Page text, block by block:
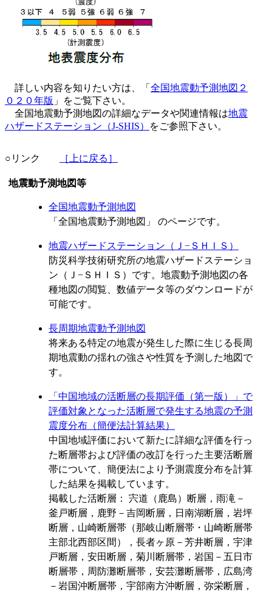
詳しい内容を知りたい方は、「 全国地震動予測地図２
０２０年版 」をご覧下さい。
全国地震動予測地図の詳細なデータや関連情報は地震
ハザードステーション（J-SHIS）
をご参照下さい。
○リンク ［上に戻る］
震動予測地図等
全国地震動予測地図
「全国地震動予測地図」 のページです。
地震ハザードステーション（Ｊ−ＳＨＩＳ）
防災科学技術研究所の地震ハザードステーショ
ン（Ｊ−ＳＨＩＳ）です。地震動予測地図の各
種地図の閲覧、数値データ等のダウンロードが
可能です。
長周期地震動予測地図
将来ある特定の地震が発生した際に生じる長周
期地震動の揺れの強さや性質を予測した地図で
す。
「中国地域の活断層の長期評価（第一版）」で
評価対象となった活断層で発生する地震の予測
震度分布（簡便法計算結果）
中国地域評価において新たに詳細な評価を行っ
た断層帯および評価の改訂を行った主要活断層
帯について、簡便法により予測震度分布を計算
した結果を掲載しています。
掲載した活断層： 宍道（鹿島）断層，雨滝－
釜戸断層，鹿野－吉岡断層，日南湖断層，岩坪
断層，山崎断層帯（那岐山断層帯・山崎断層帯
主部北西部区間），長者ヶ原－芳井断層，宇津
戸断層，安田断層，菊川断層帯，岩国－五日市
断層帯，周防灘断層帯，安芸灘断層帯，広島湾
－岩国沖断層帯，宇部南方沖断層，弥栄断層，